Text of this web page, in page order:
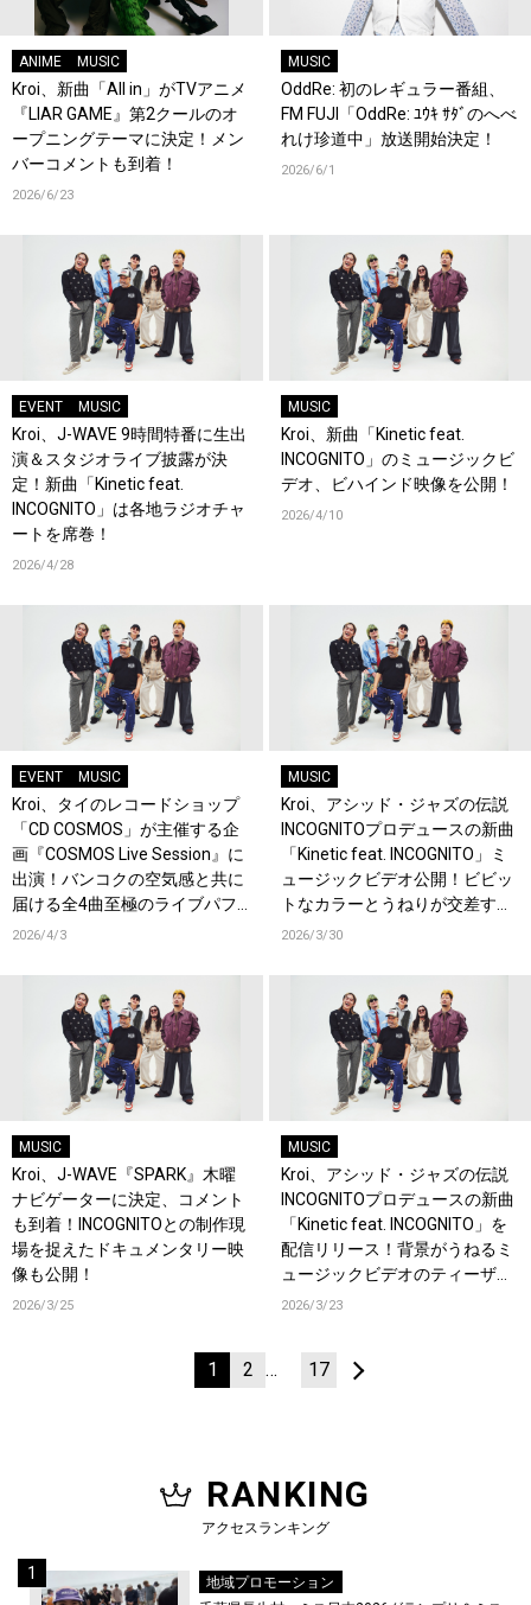
ANIME MUSIC
Kroi、新曲「All in」がTVアニメ
『LIAR GAME』第2クールのオ
ープニングテーマに決定！メン
バーコメントも到着！
2026/6/23
MUSIC
OddRe: 初のレギュラー番組、
FM FUJI「OddRe: ﾕｳｷ ｻﾀﾞのへべ
れけ珍道中」放送開始決定！
2026/6/1
EVENT MUSIC
Kroi、J-WAVE 9時間特番に生出
演＆スタジオライブ披露が決
定！新曲「Kinetic feat.
INCOGNITO」は各地ラジオチャ
ートを席巻！
2026/4/28
MUSIC
Kroi、新曲「Kinetic feat.
INCOGNITO」のミュージックビ
デオ、ビハインド映像を公開！
2026/4/10
EVENT MUSIC
Kroi、タイのレコードショップ
「CD COSMOS」が主催する企
画『COSMOS Live Session』に
出演！バンコクの空気感と共に
届ける全4曲至極のライブパフ
ォーマンス！
2026/4/3
MUSIC
Kroi、アシッド・ジャズの伝説
INCOGNITOプロデュースの新曲
「Kinetic feat. INCOGNITO」ミ
ュージックビデオ公開！ビビッ
トなカラーとうねりが交差する
中毒性抜群の映像！
2026/3/30
MUSIC
Kroi、J-WAVE『SPARK』木曜
ナビゲーターに決定、コメント
も到着！INCOGNITOとの制作現
場を捉えたドキュメンタリー映
像も公開！
2026/3/25
MUSIC
Kroi、アシッド・ジャズの伝説
INCOGNITOプロデュースの新曲
「Kinetic feat. INCOGNITO」を
配信リリース！背景がうねるミ
ュージックビデオのティーザー
も公開！
2026/3/23
1 2 … 17
RANKING
アクセスランキング
地域プロモーション